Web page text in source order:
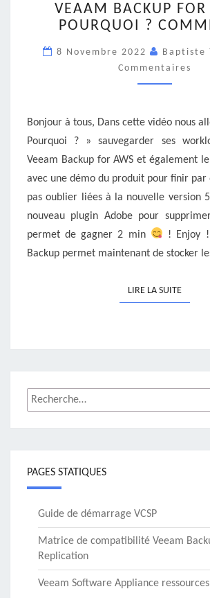
BACKUP
FOR
:
POURQUOI
?
?
VEAAM BACKUP
POURQUOI ?
8 Novembre 2022 Baptiste
Commentaires
Bonjour à tous, Dans cette vidéo nous
Pourquoi ? » sauvegarder ses
Veeam Backup for AWS et également
avec une démo du produit pour finir par
pas oublier liées à la nouvelle version 5
nouveau plugin Adobe pour
permet de gagner 2 min
! Enjoy !
Backup permet maintenant de stocker
LIRE LA SUITELIRE LA
Rechercher :
PAGES STATIQUES
Guide de démarrage VCSP
Matrice de compatibilité Veeam
Replication
Veeam Software Appliance ressources